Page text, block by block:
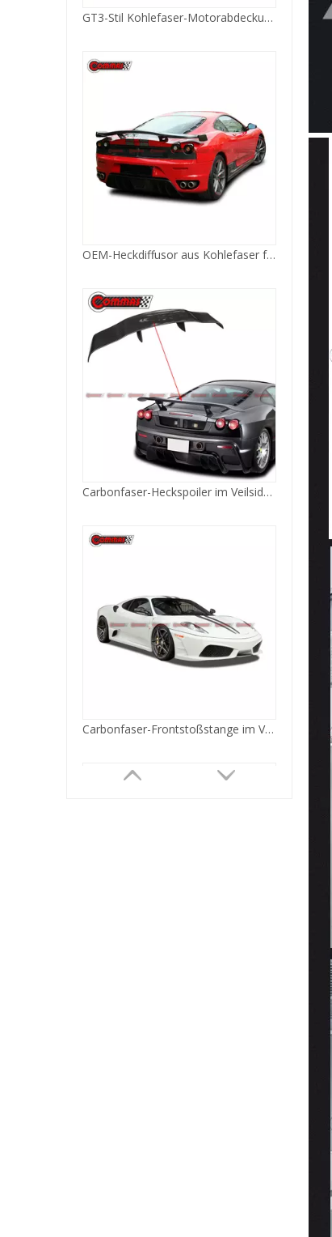
OEM-Heckdiffusor aus Kohlefaser für Ferrari 430
Carbonfaser-Heckspoiler im Veilside-Stil für Ferrari 430
Carbonfaser-Frontstoßstange im Veilside-Stil für Ferrari 430
Widebody-Kit aus Kohlefaser im Liberty Walk-Stil für Ferrari 430